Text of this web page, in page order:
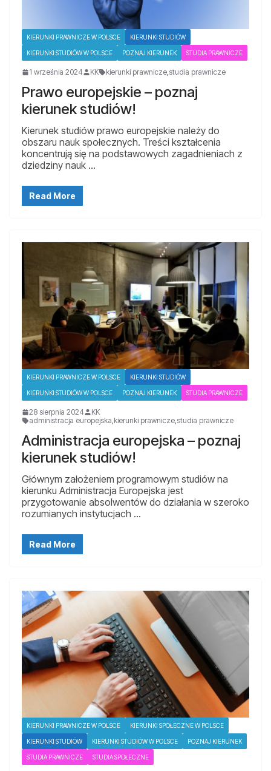
KIERUNKI PRAWNICZE W POLSCE KIERUNKI STUDIÓW
KIERUNKI STUDIÓW W POLSCE POZNAJ KIERUNEK STUDIA PRAWNICZE
1 września 2024 KK kierunki prawnicze,studia prawnicze
Prawo europejskie – poznaj
kierunek studiów!
Kierunek studiów prawo europejskie należy do
obszaru nauk społecznych. Treści kształcenia
koncentrują się na podstawowych zagadnieniach z
dziedziny nauk …
Read More
KIERUNKI PRAWNICZE W POLSCE KIERUNKI STUDIÓW
KIERUNKI STUDIÓW W POLSCE POZNAJ KIERUNEK STUDIA PRAWNICZE
28 sierpnia 2024
KK
administracja europejska,kierunki prawnicze,studia prawnicze
Administracja europejska – poznaj
kierunek studiów!
Głównym założeniem programowym studiów na
kierunku Administracja Europejska jest
przygotowanie absolwentów do działania w szeroko
rozumianych instytucjach …
Read More
KIERUNKI PRAWNICZE W POLSCE KIERUNKI SPOŁECZNE W POLSCE
KIERUNKI STUDIÓW KIERUNKI STUDIÓW W POLSCE POZNAJ KIERUNEK
STUDIA PRAWNICZE STUDIA SPOŁECZNE